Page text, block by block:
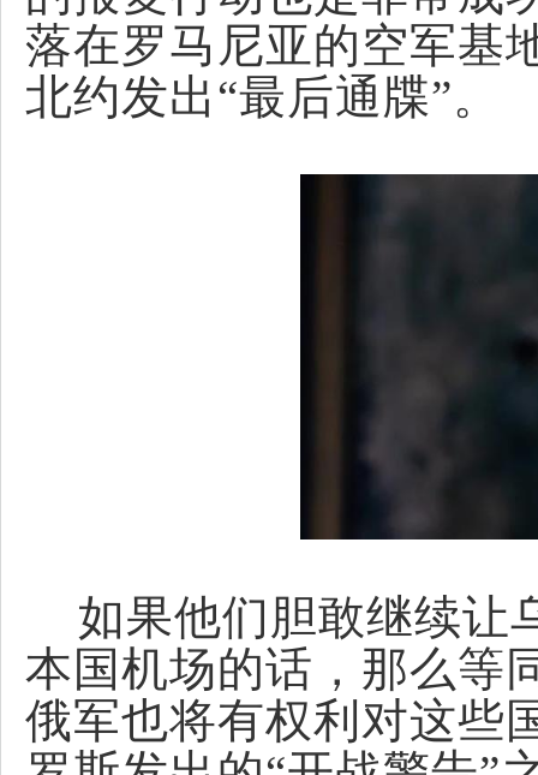
落在罗马尼亚的空军基
北约发出“最后通牒”。
如果他们胆敢继续让
本国机场的话，那么等
俄军也将有权利对这些